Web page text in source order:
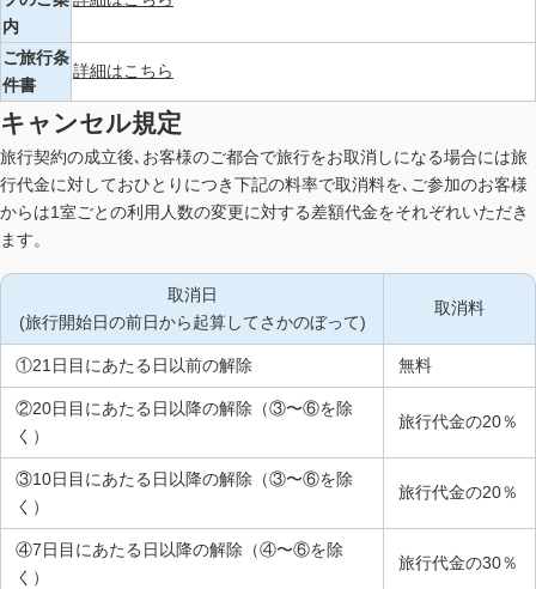
内
ご旅行条
件書
詳細はこちら
キャンセル規定
旅行契約の成立後､お客様のご都合で旅行をお取消しになる場合には旅
行代金に対しておひとりにつき下記の料率で取消料を､ご参加のお客様
からは1室ごとの利用人数の変更に対する差額代金をそれぞれいただき
ます。
取消日
(旅行開始日の前日から起算してさかのぼって)
取消料
①21日目にあたる日以前の解除 無料
②20日目にあたる日以降の解除（③〜⑥を除
く）
旅行代金の20％
③10日目にあたる日以降の解除（③〜⑥を除
く）
旅行代金の20％
④7日目にあたる日以降の解除（④〜⑥を除
く）
旅行代金の30％